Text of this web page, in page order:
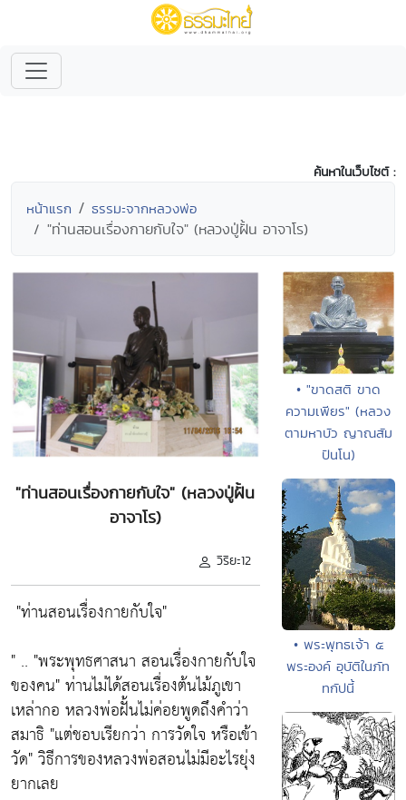
ค้นหาในเว็บไซต์ :
หน้าแรก ธรรมะจากหลวงพ่อ
"ท่านสอนเรื่องกายกับใจ" (หลวงปู่ฝั้น อาจาโร)
"ท่านสอนเรื่องกายกับใจ" (หลวงปู่ฝั้น
อาจาโร)
วิริยะ12
"ท่านสอนเรื่องกายกับใจ"
" .. "พระพุทธศาสนา สอนเรื่องกายกับใจ
ของคน"ท่านไม่ได้สอนเรื่องต้นไม้ภูเขา
เหล่ากอ หลวงพ่อฝั้นไม่ค่อยพูดถึงคำว่า
สมาธิ "แต่ชอบเรียกว่า การวัดใจ หรือเข้า
วัด"วิธีการของหลวงพ่อสอนไม่มีอะไรยุ่ง
ยากเลย
• "ขาดสติ ขาด
ความเพียร" (หลวง
ตามหาบัว ญาณสัม
ปันโน)
• พระพุทธเจ้า ๕
พระองค์ อุบัติในภัท
ทกัปนี้